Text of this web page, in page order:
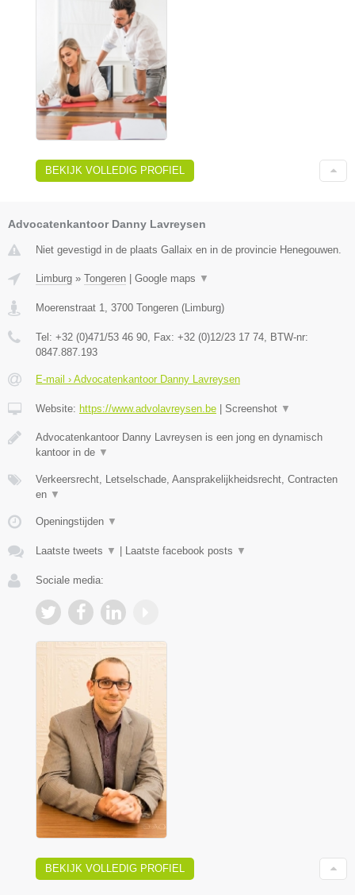
BEKIJK VOLLEDIG PROFIEL
Advocatenkantoor Danny Lavreysen
Niet gevestigd in de plaats Gallaix en in de provincie Henegouwen.
Limburg » Tongeren Google maps ▼
Moerenstraat 1 3700 Tongeren ( Limburg)
Tel: +32 (0)471/53 46 90 , Fax: +32 (0)12/23 17 74 , BTW-nr:
0847.887.193
E-mail › Advocatenkantoor Danny Lavreysen
Website: https://www.advolavreysen.be Screenshot ▼
Advocatenkantoor Danny Lavreysen is een jong en dynamisch
kantoor in de ▼
Verkeersrecht, Letselschade, Aansprakelijkheidsrecht, Contracten
en ▼
Openingstijden ▼
Laatste tweets ▼ Laatste facebook posts ▼
Sociale media:
BEKIJK VOLLEDIG PROFIEL